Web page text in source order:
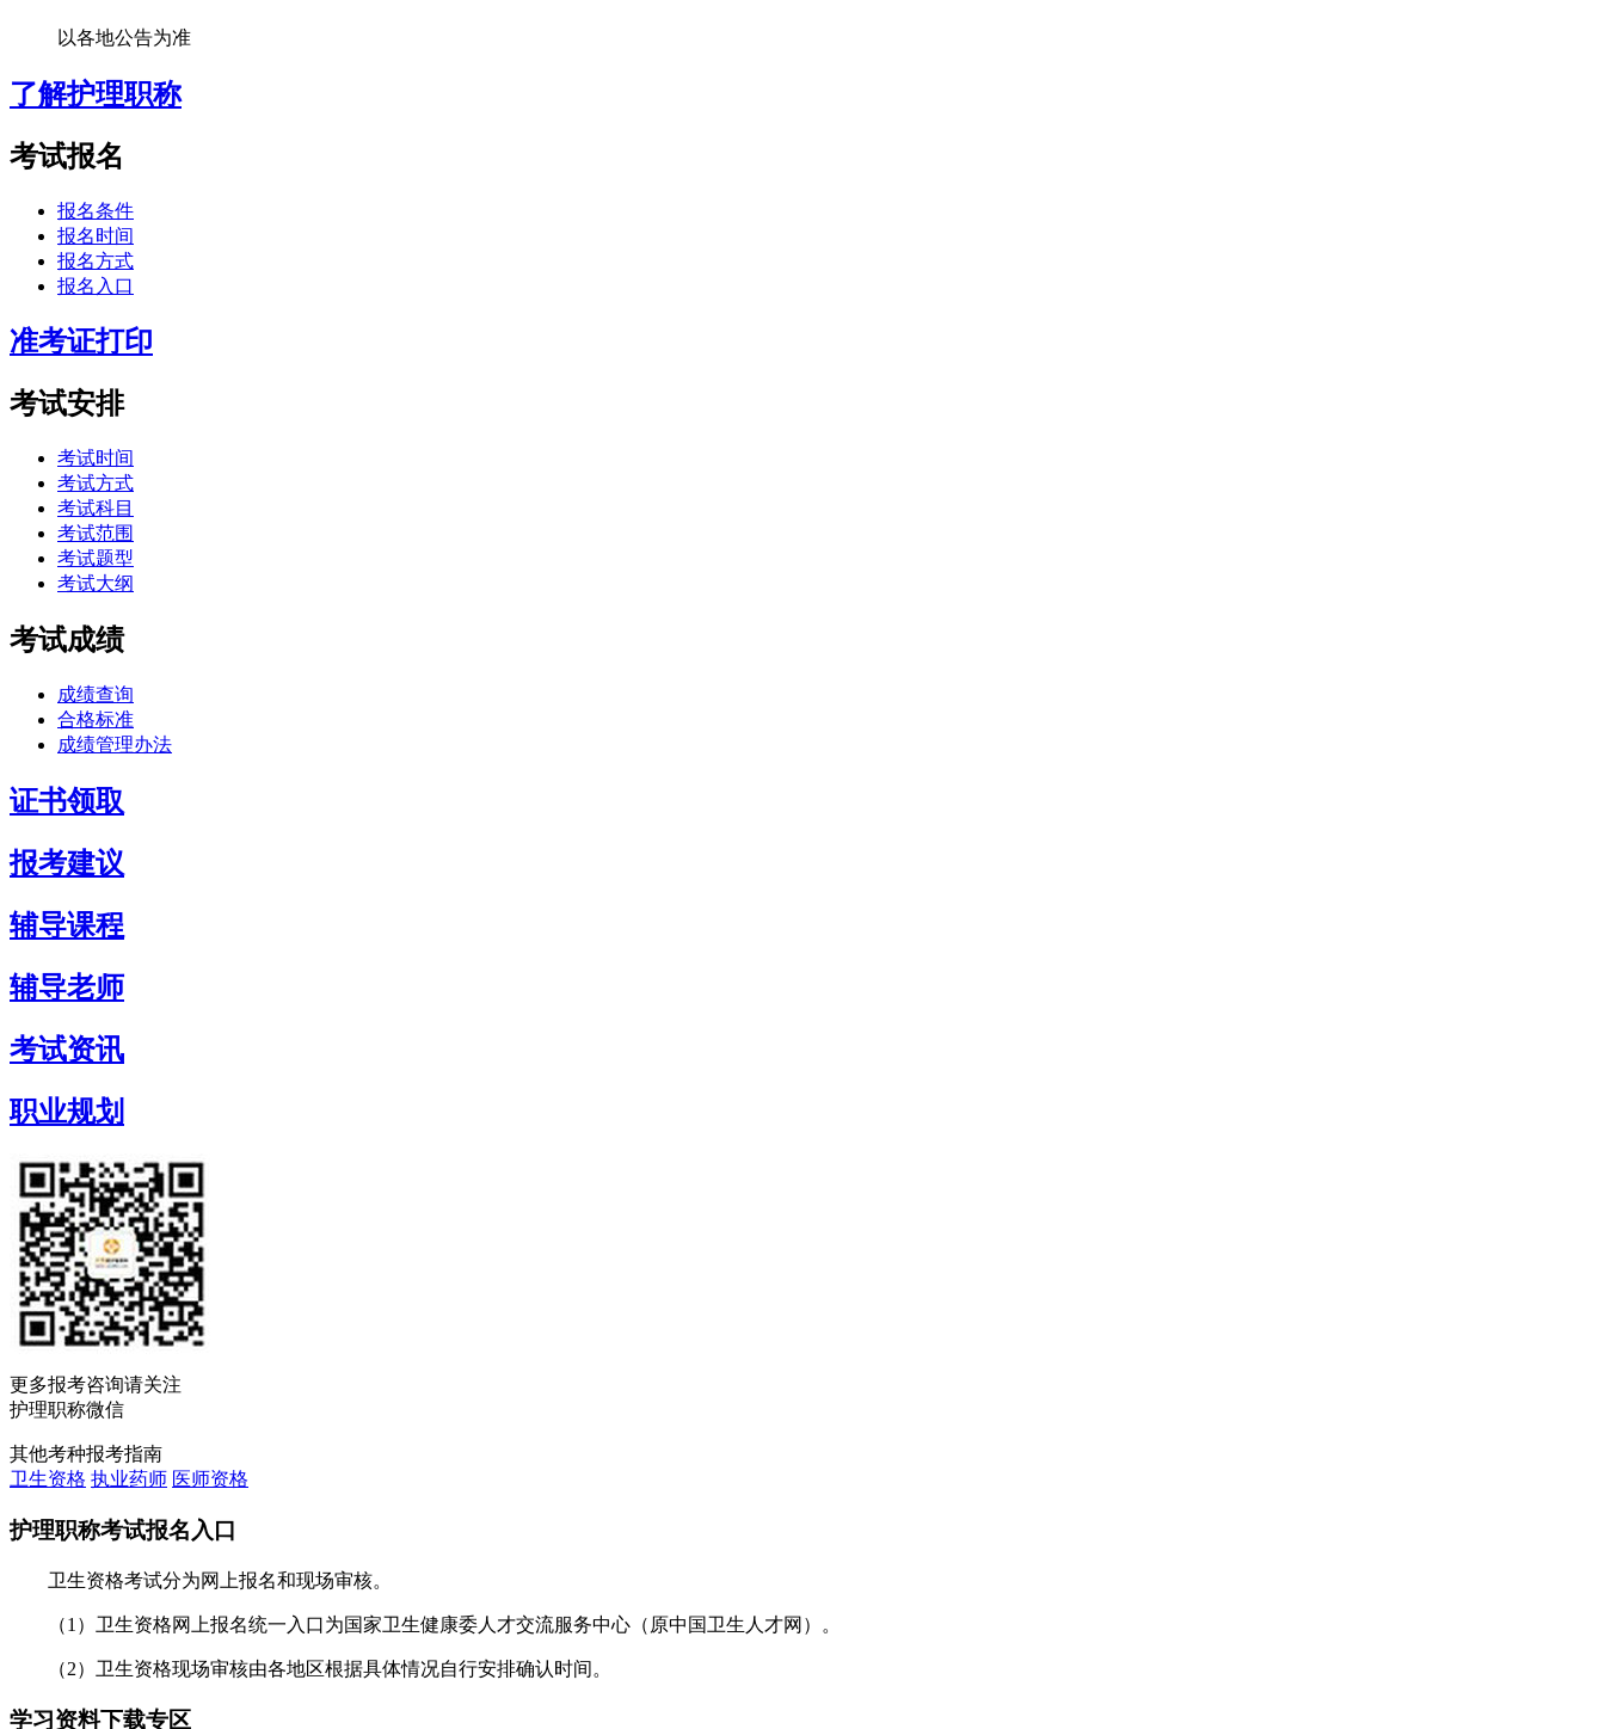
以各地公告为准
了解护理职称
考试报名
报名条件
报名时间
报名方式
报名入口
准考证打印
考试安排
考试时间
考试方式
考试科目
考试范围
考试题型
考试大纲
考试成绩
成绩查询
合格标准
成绩管理办法
证书领取
报考建议
辅导课程
辅导老师
考试资讯
职业规划
更多报考咨询请关注
护理职称微信
其他考种报考指南
卫生资格 执业药师 医师资格
护理职称考试报名入口
卫生资格考试分为网上报名和现场审核。
（1）卫生资格网上报名统一入口为国家卫生健康委人才交流服务中心（原中国卫生人才网）。
（2）卫生资格现场审核由各地区根据具体情况自行安排确认时间。
学习资料下载专区